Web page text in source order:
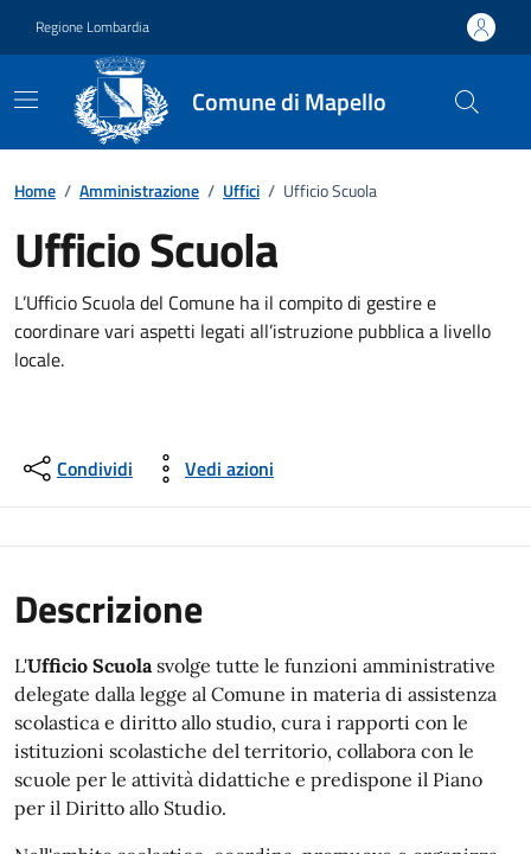
Regione Lombardia
Comune di Mapello
Dettagli dell'ufficio
Home / Amministrazione / Uffici / Ufficio Scuola
Ufficio Scuola
L’Ufficio Scuola del Comune ha il compito di gestire e
coordinare vari aspetti legati all’istruzione pubblica a livello
locale.
Condividi Vedi azioni
Descrizione
L'Ufficio Scuolasvolge tutte le funzioni amministrative
delegate dalla legge al Comune in materia di assistenza
scolastica e diritto allo studio, cura i rapporti con le
istituzioni scolastiche del territorio, collabora con le
scuole per le attività didattiche e predispone il Piano
per il Diritto allo Studio.